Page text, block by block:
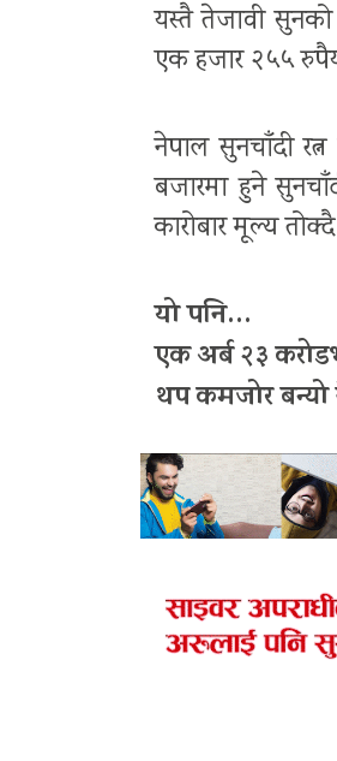
यस्तै तेजावी
एक हजार २५५
नेपाल सुनचाँदी
बजारमा हुने
कारोबार मूल्य
यो पनि…
एक अर्ब २३
थप कमजोर बन्यो